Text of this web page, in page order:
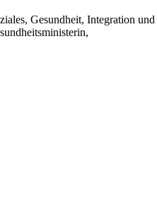
Gesundheit, Integration und